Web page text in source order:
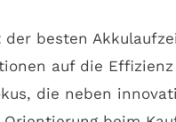
besten
auf die
die neben